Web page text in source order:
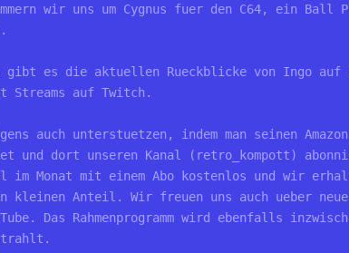
wir uns um Cygnus fuer den C64, ein Ball
gibt es die aktuellen Rueckblicke von Ingo auf
Streams auf Twitch.
auch unterstuetzen, indem man seinen
und dort unseren Kanal (retro_kompott)
Monat mit einem Abo kostenlos und wir
kleinen Anteil. Wir freuen uns auch ueber
Das Rahmenprogramm wird ebenfalls